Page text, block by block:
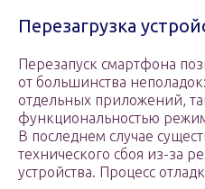
Перезагрузка
Перезапуск смартфона
от большинства
отдельных приложений,
функциональностью
В последнем случае
технического сбоя из-за
устройства. Процесс